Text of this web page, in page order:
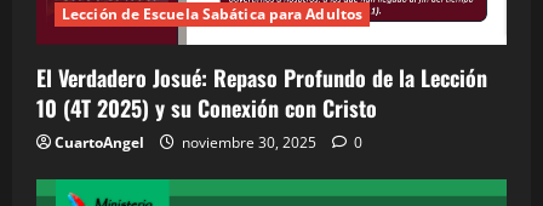
Lección de Escuela Sabática para Adultos
El Verdadero Josué: Repaso Profundo de la Lección
10 (4T 2025) y su Conexión con Cristo
CuartoAngel noviembre 30, 2025 0